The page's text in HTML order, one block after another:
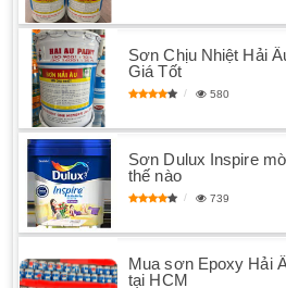
Sơn Chịu Nhiệt Hải
Giá Tốt
580
Sơn Dulux Inspire
thế nào
739
Mua sơn Epoxy Hải
tại HCM